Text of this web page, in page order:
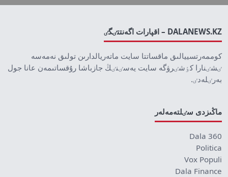
DALANEWS.KZ – اقپارات اگەنتتٸگٸ
كوممەرتسييالىق ماقساتتا سايت ماتەريالدارىن تولىق نەمەسە
ٸشٸنارا كٶشٸرۋگە سايت يەسٸنٸڭ جازباشا رۇقساتىمەن عانا جول
بەرٸلەدٸ.
ماڭىزدى سٸلتەمەلەر
Dala 360
Politica
Vox Populi
Dala Finance